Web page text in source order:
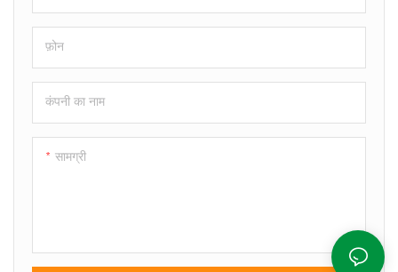
फ़ोन
कंपनी का नाम
सामग्री